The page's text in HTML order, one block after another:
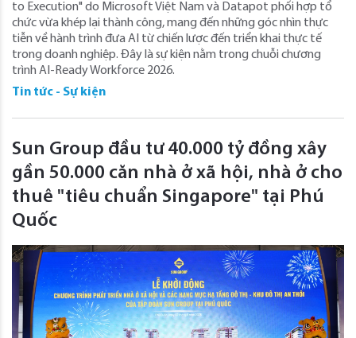
to Execution" do Microsoft Việt Nam và Datapot phối hợp tổ
chức vừa khép lại thành công, mang đến những góc nhìn thực
tiễn về hành trình đưa AI từ chiến lược đến triển khai thực tế
trong doanh nghiệp. Đây là sự kiện nằm trong chuỗi chương
trình AI-Ready Workforce 2026.
Tin tức - Sự kiện
Sun Group đầu tư 40.000 tỷ đồng xây
gần 50.000 căn nhà ở xã hội, nhà ở cho
thuê "tiêu chuẩn Singapore" tại Phú
Quốc